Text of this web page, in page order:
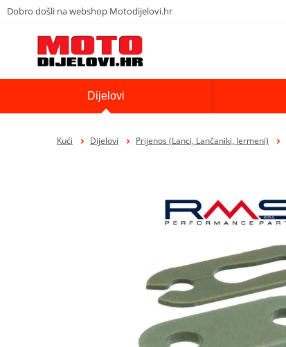
Dobro došli na webshop Motodijelovi.hr
Dijelovi
Kući Dijelovi Prijenos (Lanci, Lančaniki, Jermeni)